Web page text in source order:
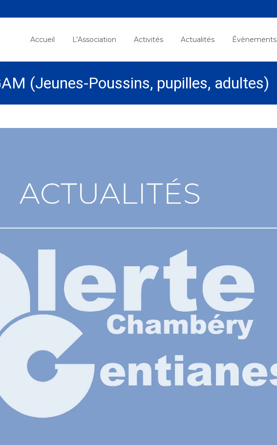
Accueil L’Association Activités Actualités Évènements
(Jeunes-Poussins, pupilles, adultes)